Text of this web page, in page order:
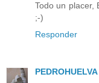
Todo un placer,
;-)
Responder
PEDROHUELVA